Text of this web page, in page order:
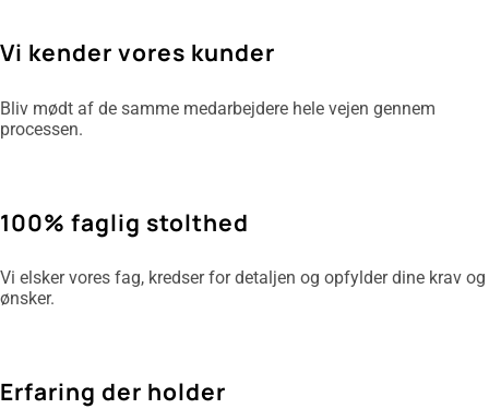
Vi kender vores kunder
Bliv mødt af de samme medarbejdere hele vejen gennem
processen.
100% faglig stolthed
Vi elsker vores fag, kredser for detaljen og opfylder dine krav og
ønsker.
Erfaring der holder